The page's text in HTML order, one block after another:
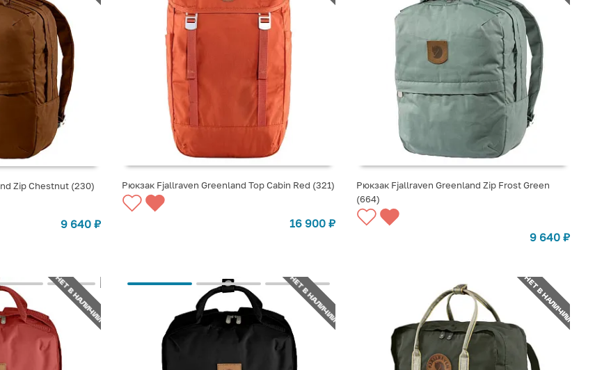
Zip Chestnut (230)
9 640 ₽
СООБЩИТЬ О ПОСТУПЛЕНИИ
Рюкзак Fjallraven Greenland Top Cabin Red (321)
16 900 ₽
СООБЩИТЬ О ПОСТУПЛЕНИИ
Рюкзак Fjallraven Greenland Zip Frost Green
(664)
9 640 ₽
НЕТ В НАЛИЧИИ НЕТ В НАЛИЧИИ НЕТ В НАЛИЧИИ